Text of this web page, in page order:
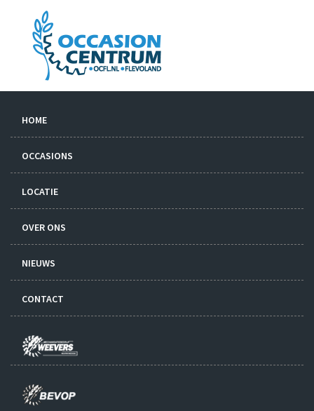
HOME
OCCASIONS
LOCATIE
OVER ONS
NIEUWS
CONTACT